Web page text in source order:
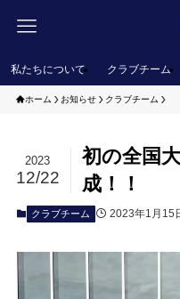
私たちについて クラブチーム
ホーム お知らせ クラブチーム
初の全国
成！！
2023
12/22
クラブチーム 2023年1月15